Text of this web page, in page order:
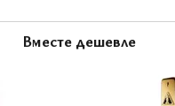
Вместе дешевле